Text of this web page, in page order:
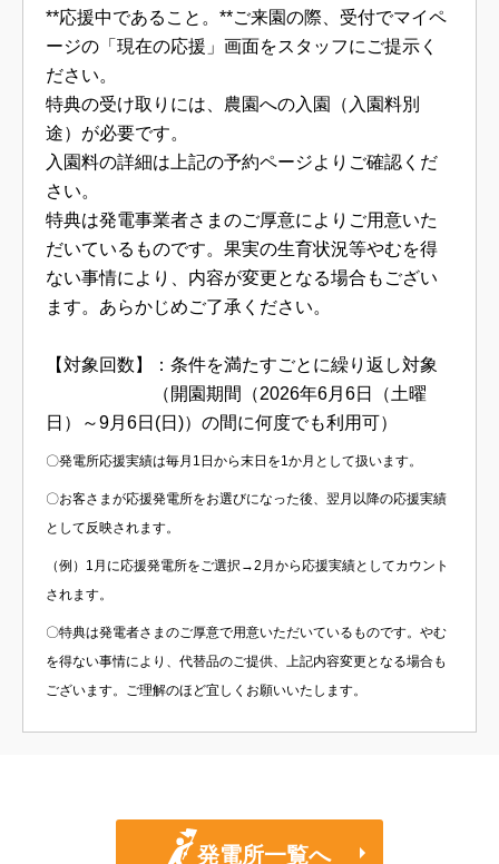
**応援中であること。**ご来園の際、受付でマイペ
ージの「現在の応援」画面をスタッフにご提示く
ださい。
特典の受け取りには、農園への入園（入園料別
途）が必要です。
入園料の詳細は上記の予約ページよりご確認くだ
さい。
特典は発電事業者さまのご厚意によりご用意いた
だいているものです。果実の生育状況等やむを得
ない事情により、内容が変更となる場合もござい
ます。あらかじめご了承ください。
【対象回数】：条件を満たすごとに繰り返し対象
（開園期間（2026年6月6日（土曜
日）～9月6日(日)）の間に何度でも利用可）
〇発電所応援実績は毎月1日から末日を1か月として扱います。
〇お客さまが応援発電所をお選びになった後、翌月以降の応援実績
として反映されます。
（例）1月に応援発電所をご選択→2月から応援実績としてカウント
されます。
〇特典は発電者さまのご厚意で用意いただいているものです。やむ
を得ない事情により、代替品のご提供、上記内容変更となる場合も
ございます。ご理解のほど宜しくお願いいたします。
発電所一覧へ